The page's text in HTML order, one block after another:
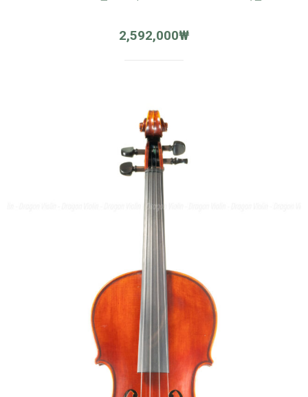
2,592,000₩